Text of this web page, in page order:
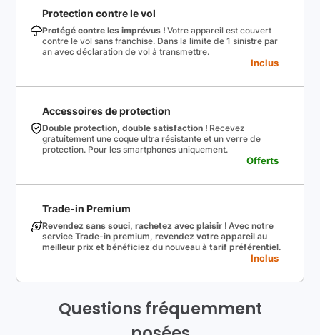
Protection contre le vol
Protégé contre les imprévus ! Votre appareil est couvert
contre le vol sans franchise. Dans la limite de 1 sinistre par
an avec déclaration de vol à transmettre.
Inclus
Accessoires de protection
Double protection, double satisfaction ! Recevez
gratuitement une coque ultra résistante et un verre de
protection. Pour les smartphones uniquement.
Offerts
Trade-in Premium
Revendez sans souci, rachetez avec plaisir ! Avec notre
service Trade-in premium, revendez votre appareil au
meilleur prix et bénéficiez du nouveau à tarif préférentiel.
Inclus
Questions fréquemment